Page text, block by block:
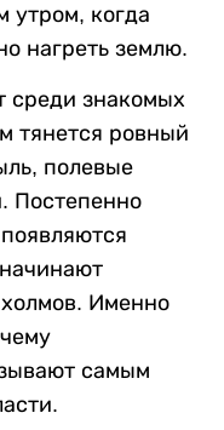
утром, когда
нагреть землю.
среди знакомых
тянется ровный
полевые
Постепенно
Именно
самым